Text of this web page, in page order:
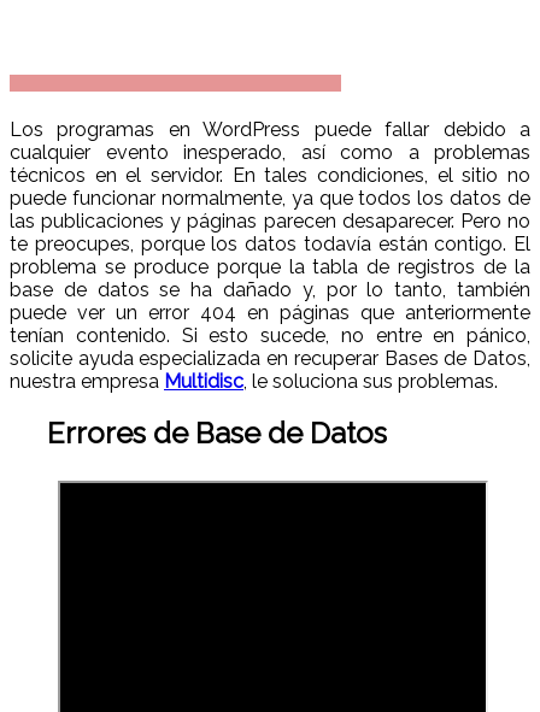
Los programas en WordPress puede fallar debido a
cualquier evento inesperado, así como a problemas
técnicos en el servidor. En tales condiciones, el sitio no
puede funcionar normalmente, ya que todos los datos de
las publicaciones y páginas parecen desaparecer. Pero no
te preocupes, porque los datos todavía están contigo. El
problema se produce porque la tabla de registros de la
base de datos se ha dañado y, por lo tanto, también
puede ver un error 404 en páginas que anteriormente
tenían contenido. Si esto sucede, no entre en pánico,
solicite ayuda especializada en recuperar Bases de Datos,
nuestra empresa Multidisc, le soluciona sus problemas.
Errores de Base de Datos